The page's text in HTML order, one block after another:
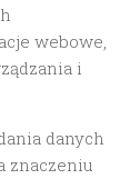
webowe,
i
danych
znaczeniu